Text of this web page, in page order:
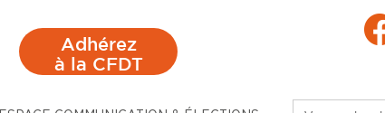
Adhérez
à la CFDT